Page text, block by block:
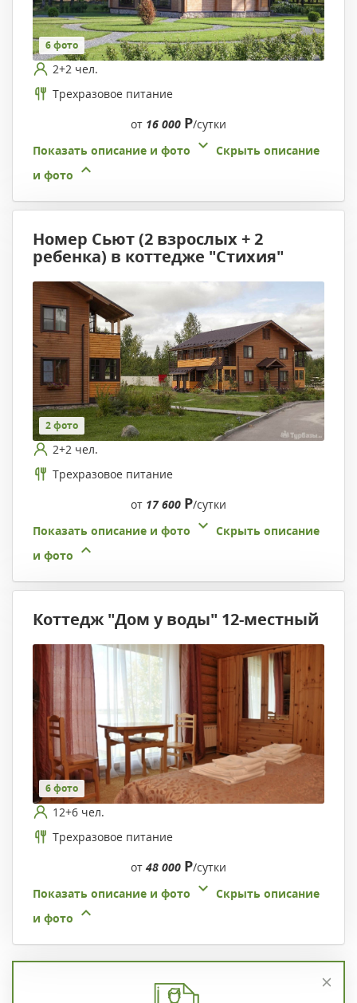
6 фото
2+2 чел.
Трехразовое питание
от 16 000 Р/сутки
Показать описание и фото
Скрыть описание
и фото
Номер Сьют (2 взрослых + 2
ребенка) в коттедже "Стихия"
2 фото
2+2 чел.
Трехразовое питание
от 17 600 Р/сутки
Показать описание и фото
Скрыть описание
и фото
Коттедж "Дом у воды" 12-местный
6 фото
12+6 чел.
Трехразовое питание
от 48 000 Р/сутки
Показать описание и фото
Скрыть описание
и фото